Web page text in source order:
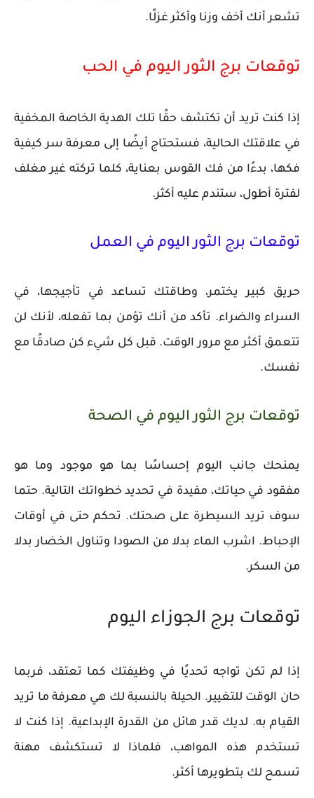
تشعر أنك أخف وزنا وأكثر غزلًا.
توقعات برج الثور اليوم في الحب
إذا كنت تريد أن تكتشف حقًا تلك الهدية الخاصة المخفية
في علاقتك الحالية، فستحتاج أيضًا إلى معرفة سر كيفية
فكها، بدءًا من فك القوس بعناية، كلما تركته غير مغلف
لفترة أطول، ستندم عليه أكثر.
توقعات برج الثور اليوم في العمل
حريق كبير يختمر، وطاقتك تساعد في تأجيجها، في
السراء والضراء. تأكد من أنك تؤمن بما تفعله، لأنك لن
تتعمق أكثر مع مرور الوقت. قبل كل شيء كن صادقًا مع
نفسك.
توقعات برج الثور اليوم في الصحة
يمنحك جانب اليوم إحساسًا بما هو موجود وما هو
مفقود في حياتك، مفيدة في تحديد خطواتك التالية. حتما
سوف تريد السيطرة على صحتك. تحكم حتى في أوقات
الإحباط. اشرب الماء بدلا من الصودا وتناول الخضار بدلا
من السكر.
توقعات برج الجوزاء اليوم
إذا لم تكن تواجه تحديًا في وظيفتك كما تعتقد، فربما
حان الوقت للتغيير. الحيلة بالنسبة لك هي معرفة ما تريد
القيام به. لديك قدر هائل من القدرة الإبداعية. إذا كنت لا
تستخدم هذه المواهب، فلماذا لا تستكشف مهنة
تسمح لك بتطويرها أكثر.